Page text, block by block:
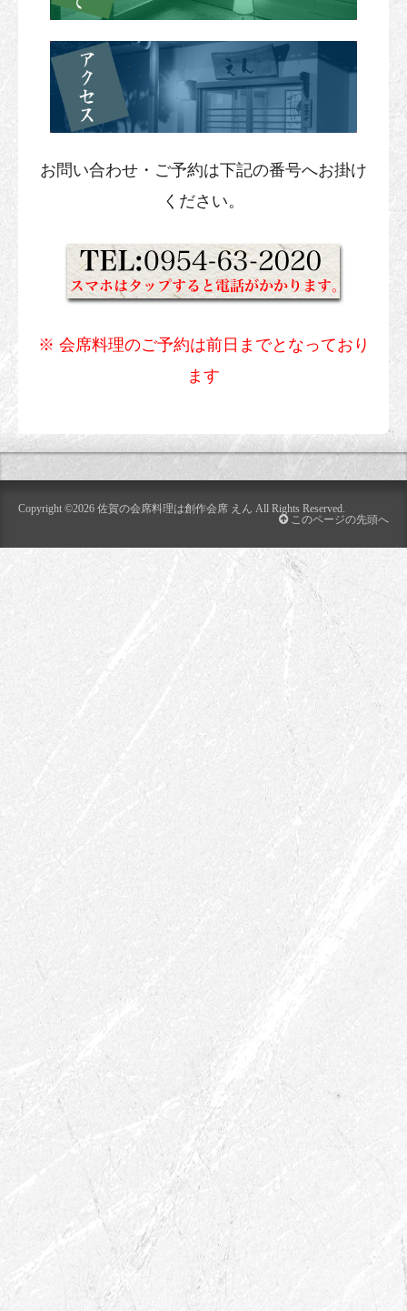
お問い合わせ・ご予約は下記の番号へお掛け
ください。
※ 会席料理のご予約は前日までとなっており
ます
Copyright ©2026 佐賀の会席料理は創作会席 えん All Rights Reserved.
このページの先頭へ